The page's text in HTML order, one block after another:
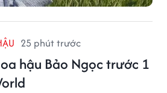
25 phút trước
hậu Bảo Ngọc trước 1